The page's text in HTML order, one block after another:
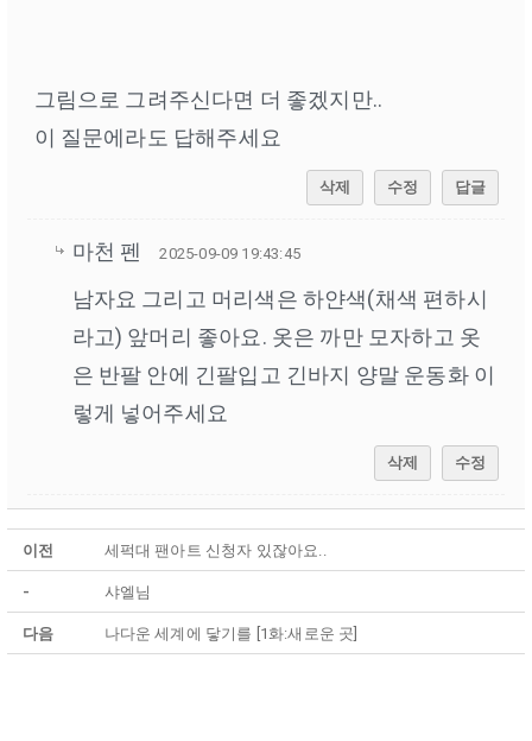
그림으로 그려주신다면 더 좋겠지만..
이 질문에라도 답해주세요
삭제 수정 답글
마천 펜 2025-09-09 19:43:45
남자요 그리고 머리색은 하얀색(채색 편하시
라고) 앞머리 좋아요. 옷은 까만 모자하고 옷
은 반팔 안에 긴팔입고 긴바지 양말 운동화 이
렇게 넣어주세요
삭제 수정
이전 세퍽대 팬아트 신청자 있잖아요..
- 샤엘님
다음 나다운 세계에 닿기를 [1화:새로운 곳]